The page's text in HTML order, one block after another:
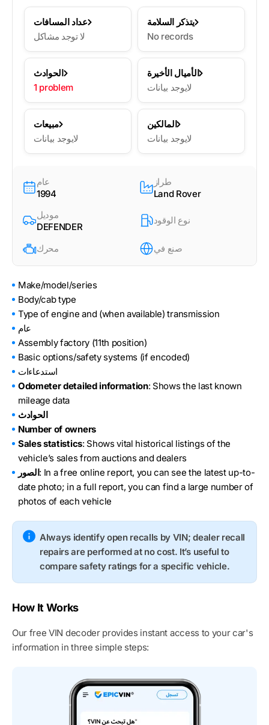
عداد المسافات
لا توجد مشاكل
يتذكر السلامة
No records
الحوادث
1 problem
الأميال الأخيرة
لايوجد بيانات
مبيعات
لايوجد بيانات
المالكين
لايوجد بيانات
عام
1994
طراز
Land Rover
موديل
DEFENDER
نوع الوقود
محرك صنع في
Make/model/series
Body/cab type
Type of engine and (when available) transmission
عام
Assembly factory (11th position)
Basic options/safety systems (if encoded)
استدعاءات
Odometer detailed information: Shows the last known
mileage data
الحوادث
Number of owners
Sales statistics: Shows vital historical listings of the
vehicle’s sales from auctions and dealers
الصور: In a free online report, you can see the latest up-to-
date photo; in a full report, you can find a large number of
photos of each vehicle
Always identify open recalls by VIN; dealer recall
repairs are performed at no cost. It’s useful to
compare safety ratings for a specific vehicle.
How It Works
Our free VIN decoder provides instant access to your car's
information in three simple steps: